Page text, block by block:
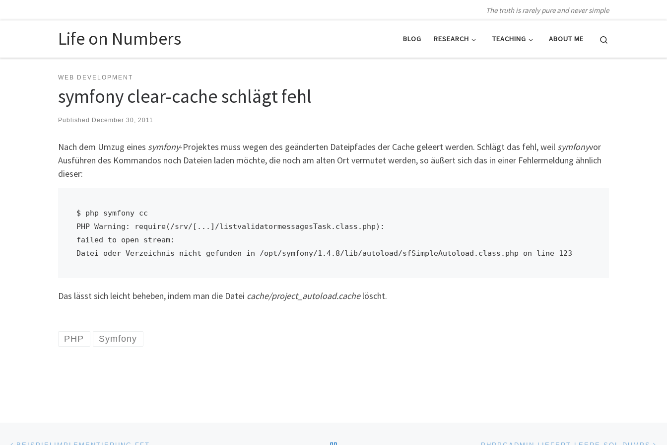
The truth is rarely pure and never simple
Life on Numbers BLOG RESEARCH TEACHING ABOUT ME
WEB DEVELOPMENT
symfony clear-cache schlägt fehl
Published December 30, 2011
Nach dem Umzug eines symfony-Projektes muss wegen des geänderten Dateipfades der Cache geleert werden. Schlägt das fehl, weil symfonyvor
Ausführen des Kommandos noch Dateien laden möchte, die noch am alten Ort vermutet werden, so äußert sich das in einer Fehlermeldung ähnlich
dieser:
$ php symfony cc
PHP Warning: require(/srv/[...]/listvalidatormessagesTask.class.php):
failed to open stream:
Datei oder Verzeichnis nicht gefunden in /opt/symfony/1.4.8/lib/autoload/sfSimpleAutoload.class.php on line 123
Das lässt sich leicht beheben, indem man die Datei cache/project_autoload.cachelöscht.
PHP Symfony
Post navigation